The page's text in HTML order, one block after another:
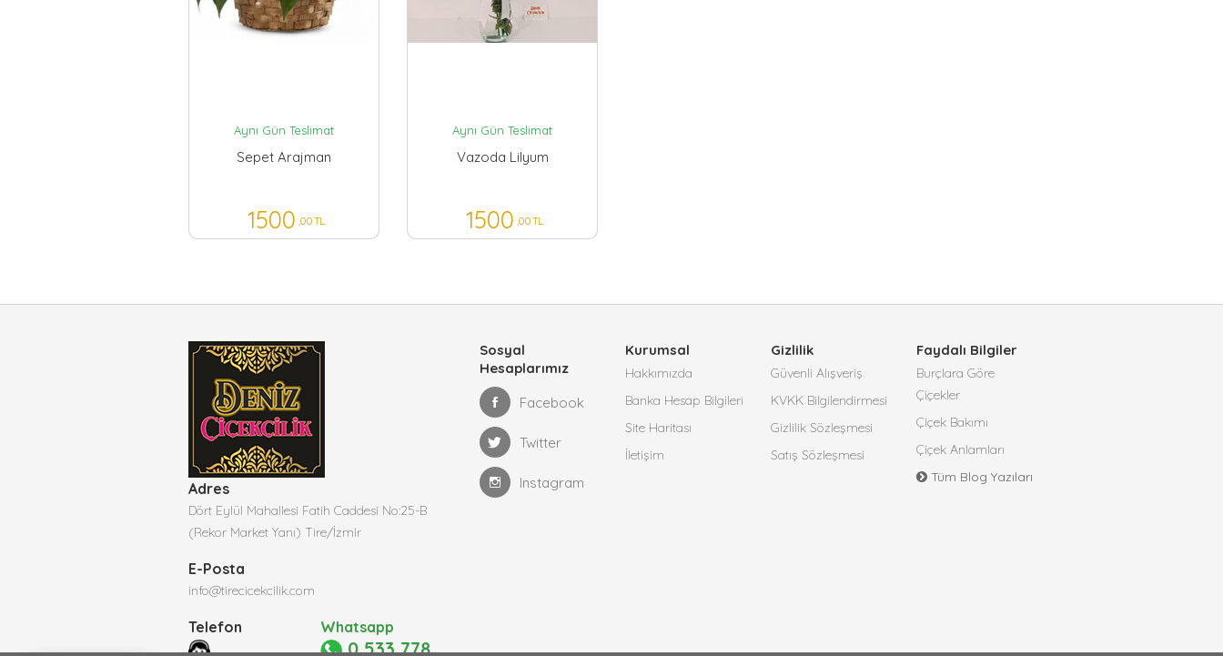
Aynı Gün Teslimat
Sepet Arajman
1500 ,00 TL
Aynı Gün Teslimat
Vazoda Lilyum
1500 ,00 TL
Adres
Dört Eylül Mahallesi Fatih Caddesi No:25-B
(Rekor Market Yanı) Tire/İzmir
E-Posta
info@tirecicekcilik.com
Telefon Whatsapp
0 533 778
Sosyal
Hesaplarımız
Facebook
Twitter
Instagram
Kurumsal
Hakkımızda
Banka Hesap Bilgileri
Site Haritası
İletişim
Gizlilik
Güvenli Alışveriş
KVKK Bilgilendirmesi
Gizlilik Sözleşmesi
Satış Sözleşmesi
Faydalı Bilgiler
Burçlara Göre
Çiçekler
Çiçek Bakımı
Çiçek Anlamları
Tüm Blog Yazıları